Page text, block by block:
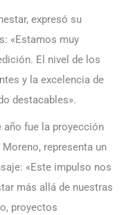
expresó su
«Estamos muy
El nivel de los
y la excelencia de
destacables».
año fue la proyección
representa un
«Este impulso nos
más allá de nuestras
proyectos